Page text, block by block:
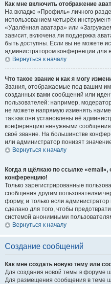
Как мне включить отображение
На вкладке «Профиль» личного
использованием четырёх
«Удалённая аватара» или
зависит, включена ли поддержка
быть доступны. Если вы не можете
администратором конференции для
Вернуться к началу
Что такое звание и как я могу
Звания, отображаемые под вашим
созданных вами сообщений или
пользователей: например,
не можете напрямую изменять
так как они установлены её
конференцию ненужными
своё звание. На большинстве
или администратор понизят
Вернуться к началу
Когда я щёлкаю по ссылке «email»,
конференцию!
Только зарегистрированные
сообщения другим пользователям
форму, и только если
сделано для того, чтобы
системой анонимными
Вернуться к началу
Создание сообщений
Как мне создать новую тему или
Для создания новой темы в форуме
Для размещения сообщения в теме